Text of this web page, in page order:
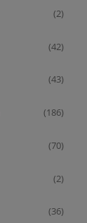
(2)
(42)
(43)
(186)
(70)
(2)
(36)